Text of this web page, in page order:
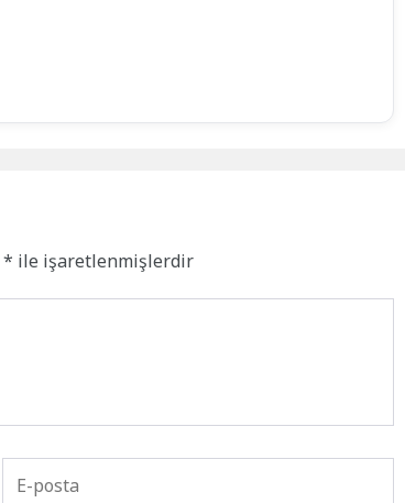
* ile işaretlenmişlerdir